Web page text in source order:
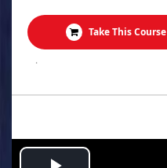
Take This Course
.